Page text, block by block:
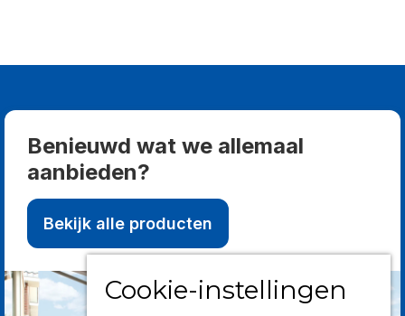
Benieuwd wat we allemaal
aanbieden?
Bekijk alle producten
Cookie-instellingen